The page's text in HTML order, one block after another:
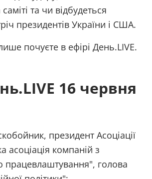
та чи відбудеться
президентів України і США.
почуєте в ефірі День.LIVE.
16 червня
президент Асоціації
асоціація компаній з
працевлаштування", голова